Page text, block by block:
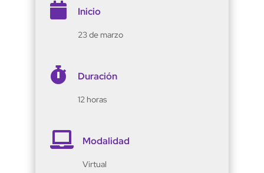
 Inicio
23 de marzo
 Duración
12 horas
 Modalidad
Virtual